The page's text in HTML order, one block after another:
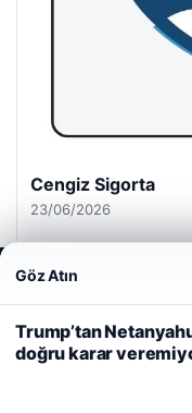
Cengiz Sigorta
23/06/2026
Web sitemizi nasıl
deneyiminizi
kullanıyoruz.Çerez
Reddet Kabul
Göz Atın
Trump’tan
doğru karar